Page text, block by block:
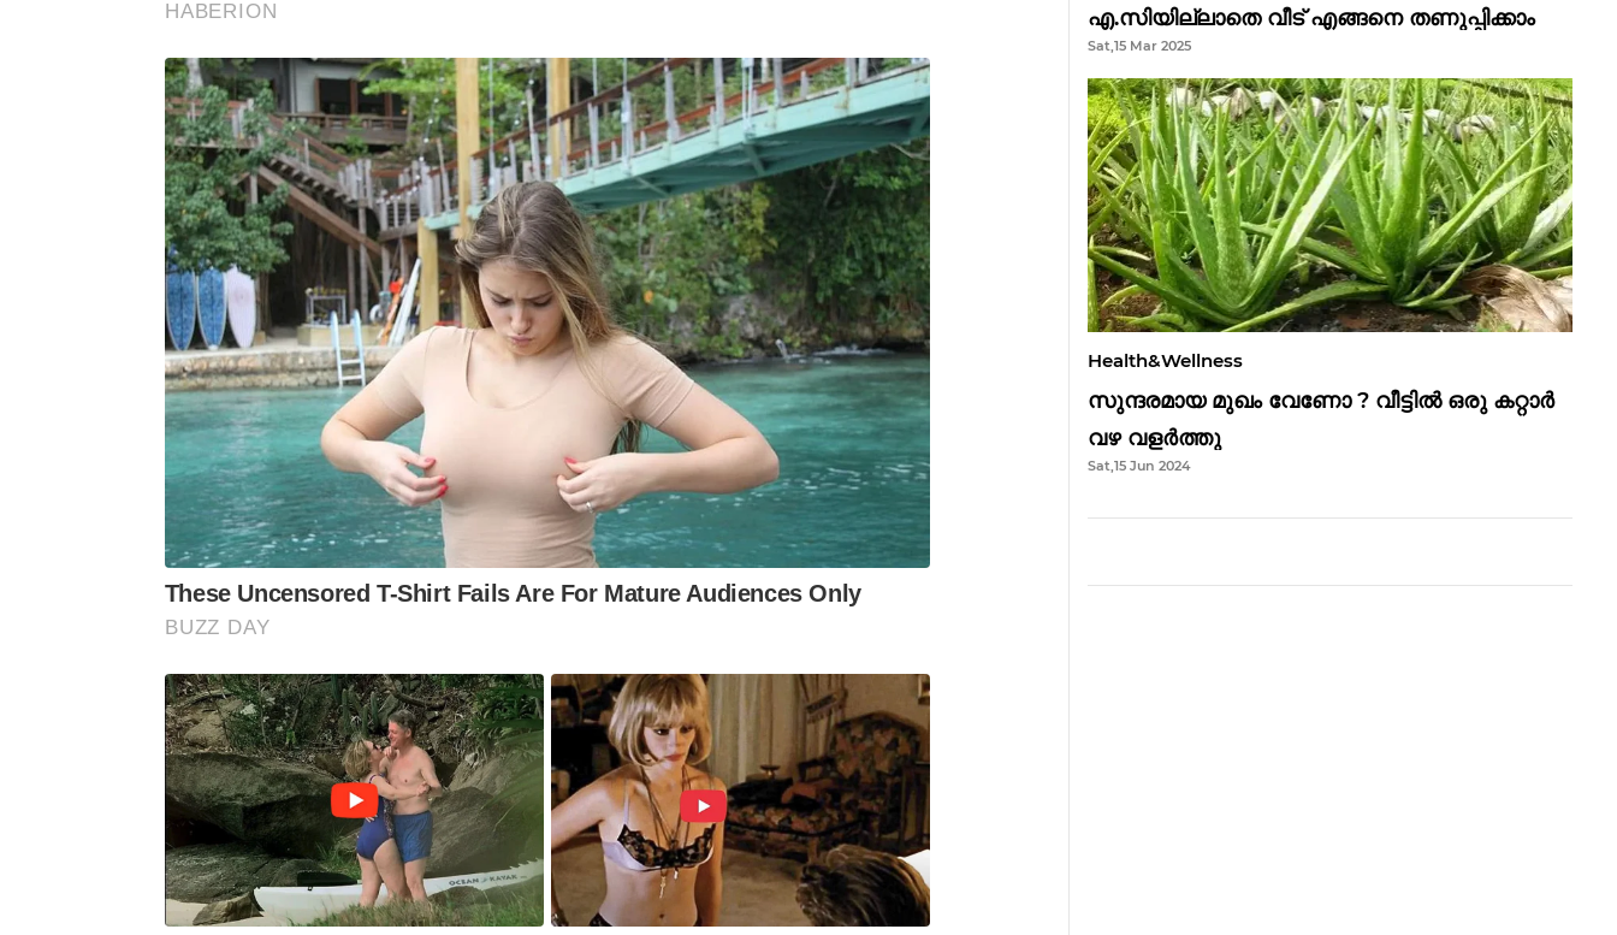
എ.സിയില്ലാതെ വീട് എങ്ങനെ തണുപ്പിക്കാം
Sat,15 Mar 2025
Health&Wellness
സുന്ദരമായ മുഖം വേണോ ? വീട്ടിൽ ഒരു കറ്റാർ
വഴ വളർത്തു
Sat,15 Jun 2024